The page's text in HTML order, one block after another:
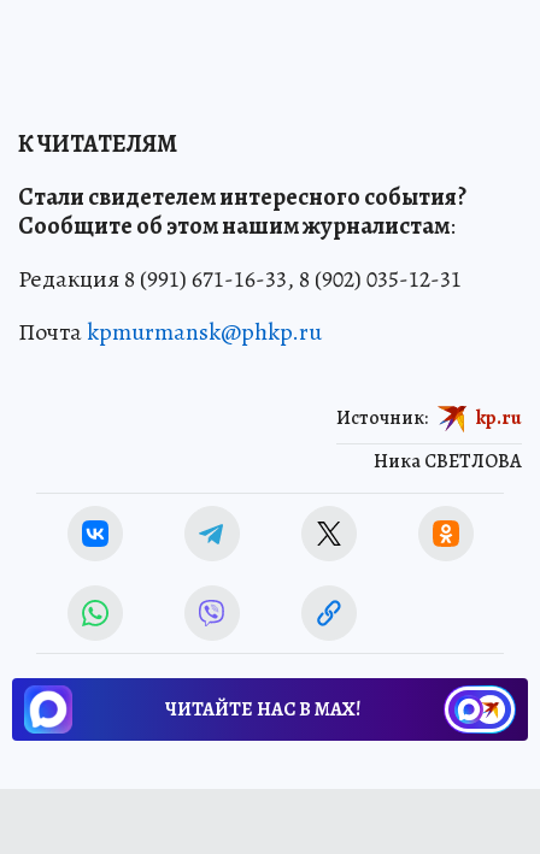
К ЧИТАТЕЛЯМ
Стали свидетелем интересного события?
Сообщите об этом нашим журналистам:
Редакция 8 (991) 671-16-33, 8 (902) 035-12-31
Почтаkpmurmansk@phkp.ru
Ника СВЕТЛОВА
Источник: kp.ru
ЧИТАЙТЕ НАС В МАХ!